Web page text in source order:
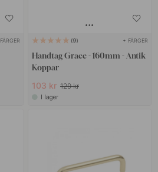
9 + FÄRGER
Handtag Grace - 160mm - Antik
Koppar
103 kr 129 kr
I lager